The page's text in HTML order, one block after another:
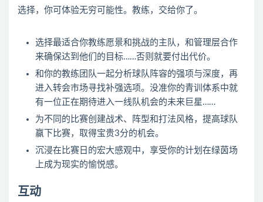
选择，你可体验无穷可能性。教练，交给你了。
选择最适合你教练愿景和挑战的主队，和管理层合作
来确保达到他们的目标……否则就要付出代价。
和你的教练团队一起分析球队阵容的强项与深度，再
进入转会市场寻找补强选项。没准你的青训体系中就
有一位正在期待进入一线队机会的未来巨星……
为不同的比赛创建战术、阵型和打法风格，提高球队
赢下比赛，取得宝贵3分的机会。
沉浸在比赛日的宏大感观中，享受你的计划在绿茵场
上成为现实的愉悦感。
互动